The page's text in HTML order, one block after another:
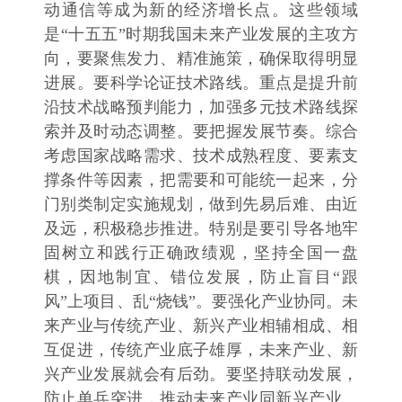
动通信等成为新的经济增长点。这些领域
是“十五五”时期我国未来产业发展的主攻方
向，要聚焦发力、精准施策，确保取得明显
进展。要科学论证技术路线。重点是提升前
沿技术战略预判能力，加强多元技术路线探
索并及时动态调整。要把握发展节奏。综合
考虑国家战略需求、技术成熟程度、要素支
撑条件等因素，把需要和可能统一起来，分
门别类制定实施规划，做到先易后难、由近
及远，积极稳步推进。特别是要引导各地牢
固树立和践行正确政绩观，坚持全国一盘
棋，因地制宜、错位发展，防止盲目“跟
风”上项目、乱“烧钱”。要强化产业协同。未
来产业与传统产业、新兴产业相辅相成、相
互促进，传统产业底子雄厚，未来产业、新
兴产业发展就会有后劲。要坚持联动发展，
防止单兵突进，推动未来产业同新兴产业、